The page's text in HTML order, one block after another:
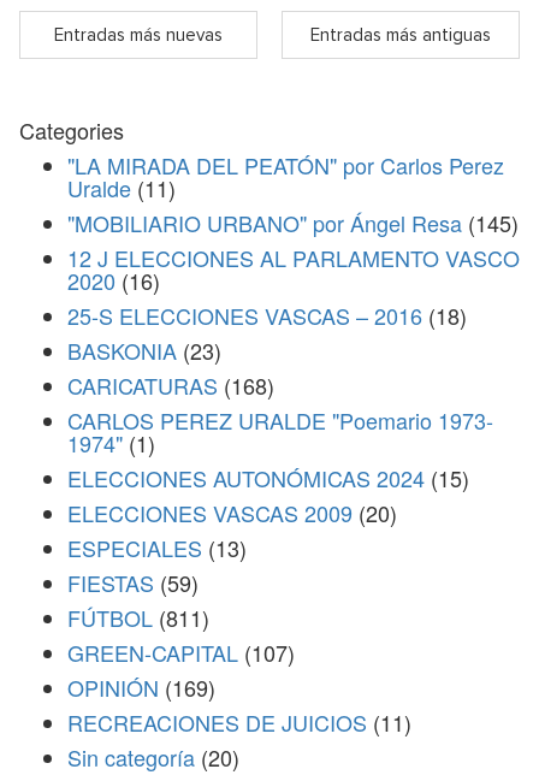
Entradas más nuevas Entradas más antiguas
Categories
"LA MIRADA DEL PEATÓN" por Carlos Perez
Uralde (11)
"MOBILIARIO URBANO" por Ángel Resa (145)
12 J ELECCIONES AL PARLAMENTO VASCO
2020 (16)
25-S ELECCIONES VASCAS – 2016 (18)
BASKONIA (23)
CARICATURAS (168)
CARLOS PEREZ URALDE "Poemario 1973-
1974" (1)
ELECCIONES AUTONÓMICAS 2024 (15)
ELECCIONES VASCAS 2009 (20)
ESPECIALES (13)
FIESTAS (59)
FÚTBOL (811)
GREEN-CAPITAL (107)
OPINIÓN (169)
RECREACIONES DE JUICIOS (11)
Sin categoría (20)